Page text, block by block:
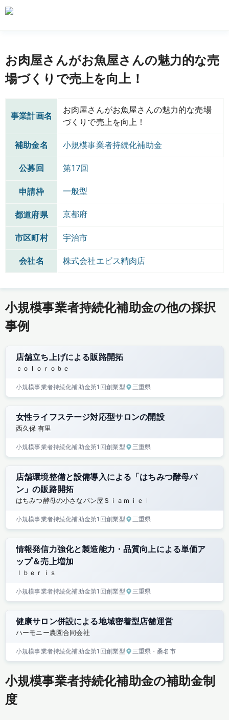
お肉屋さんがお魚屋さんの魅力的な売
場づくりで売上を向上！
事業計画名
お肉屋さんがお魚屋さんの魅力的な売場
づくりで売上を向上！
補助金名 小規模事業者持続化補助金
公募回 第17回
申請枠 一般型
都道府県 京都府
市区町村 宇治市
会社名 株式会社エビス精肉店
小規模事業者持続化補助金の他の採択
事例
店舗立ち上げによる販路開拓
ｃｏｌｏｒｏｂｅ
小規模事業者持続化補助金第1回創業型 三重県
女性ライフステージ対応型サロンの開設
西久保 有里
小規模事業者持続化補助金第1回創業型 三重県
店舗環境整備と設備導入による「はちみつ酵母パ
ン」の販路開拓
はちみつ酵母の小さなパン屋Ｓｉａｍｉｅｌ
小規模事業者持続化補助金第1回創業型 三重県
情報発信力強化と製造能力・品質向上による単価ア
ップ＆売上増加
Ｉｂｅｒｉｓ
小規模事業者持続化補助金第1回創業型 三重県
健康サロン併設による地域密着型店舗運営
ハーモニー農園合同会社
小規模事業者持続化補助金第1回創業型 三重県 ・桑名市
小規模事業者持続化補助金の補助金制
度